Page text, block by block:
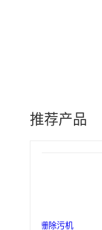
推荐产品